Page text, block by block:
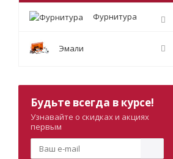
Фурнитура
Эмали
Будьте всегда в курсе!
Узнавайте о скидках и акциях
первым